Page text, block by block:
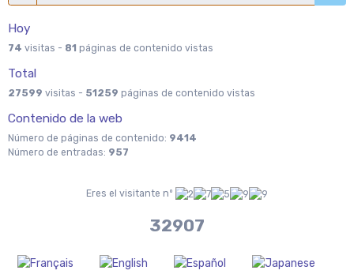
Hoy
74 visitas - 81 páginas de contenido vistas
Total
27599 visitas - 51259 páginas de contenido vistas
Contenido de la web
Número de páginas de contenido: 9414
Número de entradas: 957
Eres el visitante nº
36704